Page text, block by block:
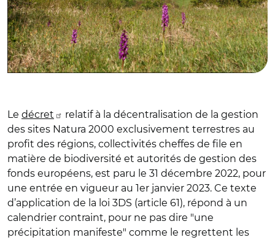
Le décret
relatif à la décentralisation de la gestion
des sites Natura 2000 exclusivement terrestres au
profit des régions, collectivités cheffes de file en
matière de biodiversité et autorités de gestion des
fonds européens, est paru le 31 décembre 2022, pour
une entrée en vigueur au 1er janvier 2023. Ce texte
d’application de la loi 3DS (article 61), répond à un
calendrier contraint, pour ne pas dire "une
précipitation manifeste" comme le regrettent les